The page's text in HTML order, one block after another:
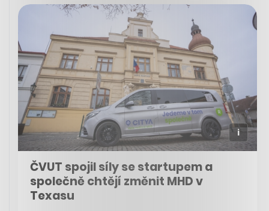
ČVUT spojil síly se startupem a
společně chtějí změnit MHD v
Texasu